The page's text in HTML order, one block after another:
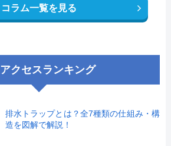
コラム一覧を見る
アクセスランキング
排水トラップとは？全7種類の仕組み・構
造を図解で解説！